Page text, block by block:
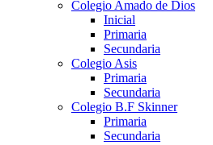
Colegio Amado de Dios
Inicial
Primaria
Secundaria
Colegio Asis
Primaria
Secundaria
Colegio B.F Skinner
Primaria
Secundaria